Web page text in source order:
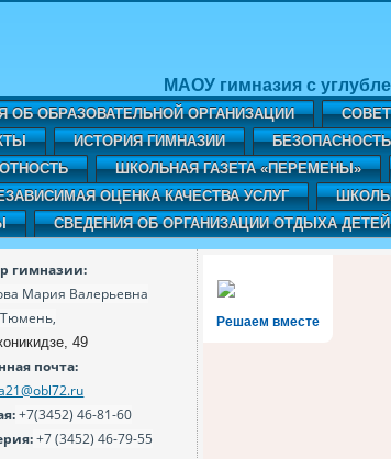
МАОУ гимназия с
ОБ ОБРАЗОВАТЕЛЬНОЙ ОРГАНИЗАЦИИ
ИСТОРИЯ ГИМНАЗИИ БЕЗОПАСНОСТЬ
ШКОЛЬНАЯ ГАЗЕТА «ПЕРЕМЕНЫ»
ОЦЕНКА КАЧЕСТВА УСЛУГ
СВЕДЕНИЯ ОБ ОРГАНИЗАЦИИ ОТДЫХА
гимназии:
Мария Валерьевна
Тюмень,
49
почта:
+7(3452) 46-81-60
+7 (3452) 46-79-55
Решаем вместе